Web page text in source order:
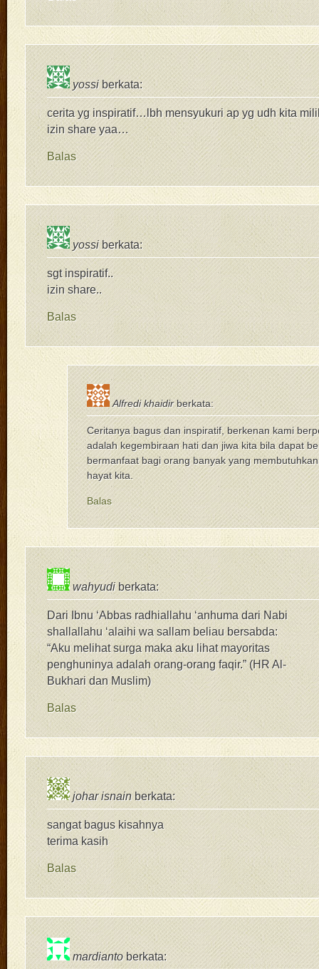
yossi berkata:
cerita yg inspiratif…lbh mensyukuri ap yg udh kita
izin share yaa…
Balas
yossi berkata:
sgt inspiratif..
izin share..
Balas
Alfredi khaidir berkata:
Ceritanya bagus dan inspiratif, berkenan kami
adalah kegembiraan hati dan jiwa kita bila dapat
bermanfaat bagi orang banyak yang
hayat kita.
Balas
wahyudi berkata:
Dari Ibnu ‘Abbas radhiallahu ‘anhuma dari Nabi
shallallahu ‘alaihi wa sallam beliau bersabda:
“Aku melihat surga maka aku lihat mayoritas
penghuninya adalah orang-orang faqir.” (HR Al-
Bukhari dan Muslim)
Balas
johar isnain berkata:
sangat bagus kisahnya
terima kasih
Balas
mardianto berkata: